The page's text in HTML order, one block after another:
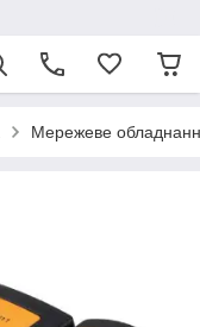
Мережеве